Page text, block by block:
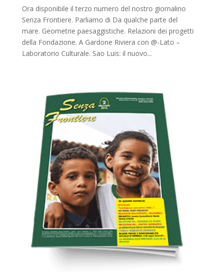
Ora disponibile il terzo numero del nostro giornalino
Senza Frontiere. Parliamo di Da qualche parte del
mare. Geometrie paesaggistiche. Relazioni dei progetti
della Fondazione. A Gardone Riviera con @-Lato –
Laboratorio Culturale. Sao Luis: il nuovo...